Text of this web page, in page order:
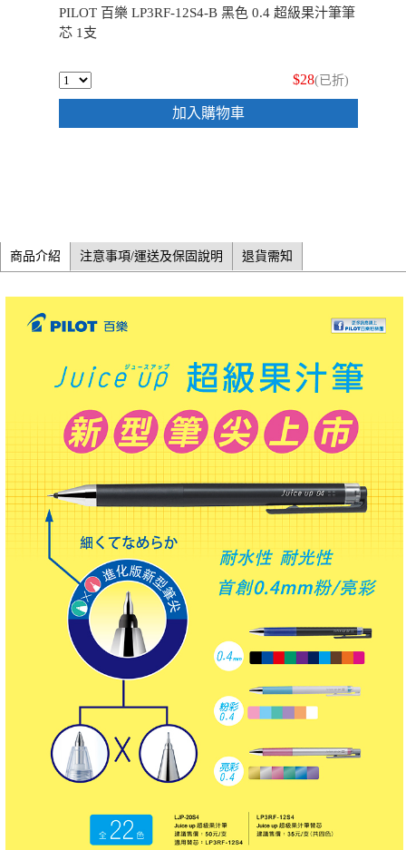
PILOT 百樂 LP3RF-12S4-B 黑色 0.4 超級果汁筆筆
芯 1支
$28(已折)
加入購物車
商品介紹 注意事項/運送及保固說明 退貨需知